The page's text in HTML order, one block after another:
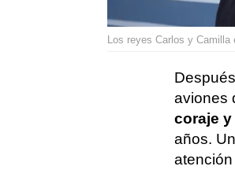
Los reyes Carlos y
aviones
coraje
años.
atención